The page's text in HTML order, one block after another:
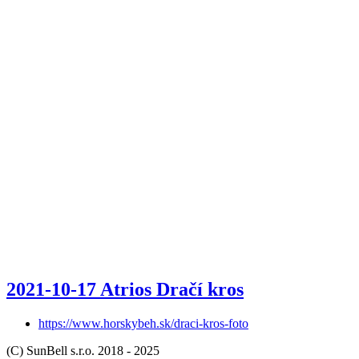
2021-10-17 Atrios Dračí kros
https://www.horskybeh.sk/draci-kros-foto
(C) SunBell s.r.o. 2018 - 2025